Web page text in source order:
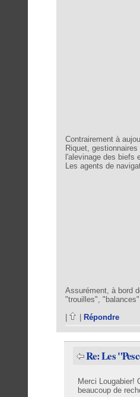
Contrairement à
Riquet,
l'alevinage des biefs
Les agents de
Assurément, à bord
"trouilles",
|
| Répondre
Re: Les
Merci Lougabier!
beaucoup de